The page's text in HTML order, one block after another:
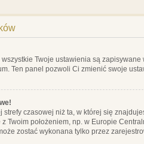
Twoje ustawienia są
Ten panel pozwoli Ci zmienić swoje
czasowej niż ta, w której się
Twoim położeniem, np. w Europie
zostać wykonana tylko przez